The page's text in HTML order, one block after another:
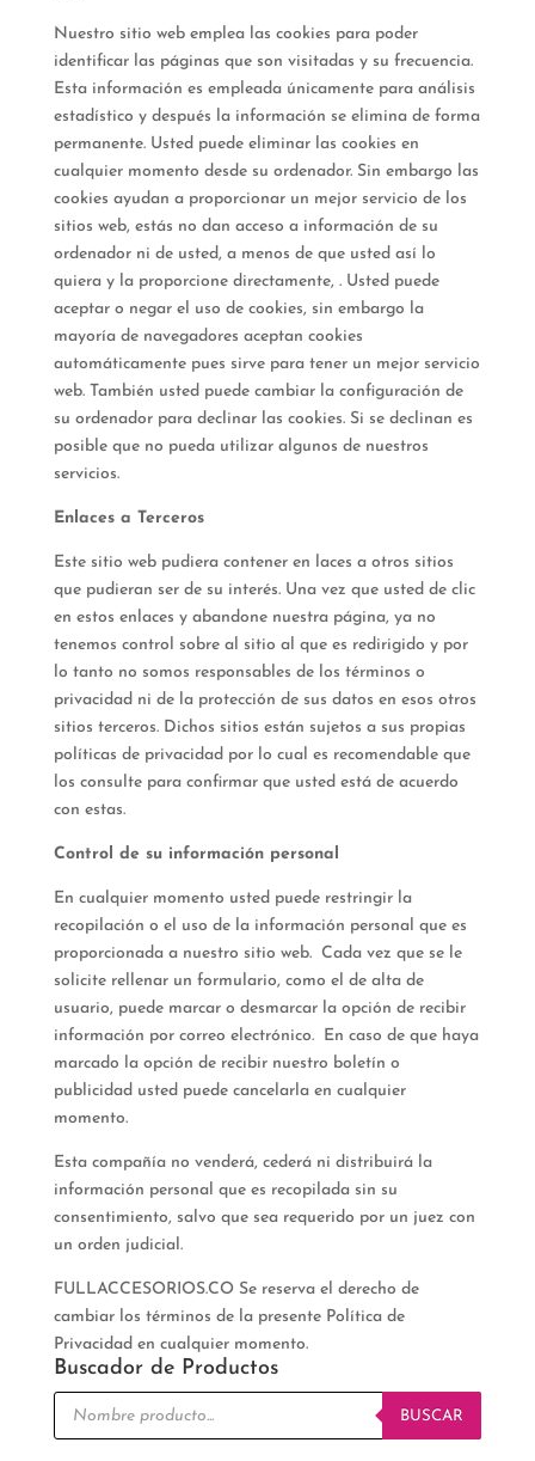
Nuestro sitio web emplea las cookies para poder
identificar las páginas que son visitadas y su frecuencia.
Esta información es empleada únicamente para análisis
estadístico y después la información se elimina de forma
permanente. Usted puede eliminar las cookies en
cualquier momento desde su ordenador. Sin embargo las
cookies ayudan a proporcionar un mejor servicio de los
sitios web, estás no dan acceso a información de su
ordenador ni de usted, a menos de que usted así lo
quiera y la proporcione directamente, . Usted puede
aceptar o negar el uso de cookies, sin embargo la
mayoría de navegadores aceptan cookies
automáticamente pues sirve para tener un mejor servicio
web. También usted puede cambiar la configuración de
su ordenador para declinar las cookies. Si se declinan es
posible que no pueda utilizar algunos de nuestros
servicios.
Enlaces a Terceros
Este sitio web pudiera contener en laces a otros sitios
que pudieran ser de su interés. Una vez que usted de clic
en estos enlaces y abandone nuestra página, ya no
tenemos control sobre al sitio al que es redirigido y por
lo tanto no somos responsables de los términos o
privacidad ni de la protección de sus datos en esos otros
sitios terceros. Dichos sitios están sujetos a sus propias
políticas de privacidad por lo cual es recomendable que
los consulte para confirmar que usted está de acuerdo
con estas.
Control de su información personal
En cualquier momento usted puede restringir la
recopilación o el uso de la información personal que es
proporcionada a nuestro sitio web. Cada vez que se le
solicite rellenar un formulario, como el de alta de
usuario, puede marcar o desmarcar la opción de recibir
información por correo electrónico. En caso de que haya
marcado la opción de recibir nuestro boletín o
publicidad usted puede cancelarla en cualquier
momento.
Esta compañía no venderá, cederá ni distribuirá la
información personal que es recopilada sin su
consentimiento, salvo que sea requerido por un juez con
un orden judicial.
FULLACCESORIOS.CO Se reserva el derecho de
cambiar los términos de la presente Política de
Privacidad en cualquier momento.
Buscador de Productos
Búsqueda
productos
BUSCAR